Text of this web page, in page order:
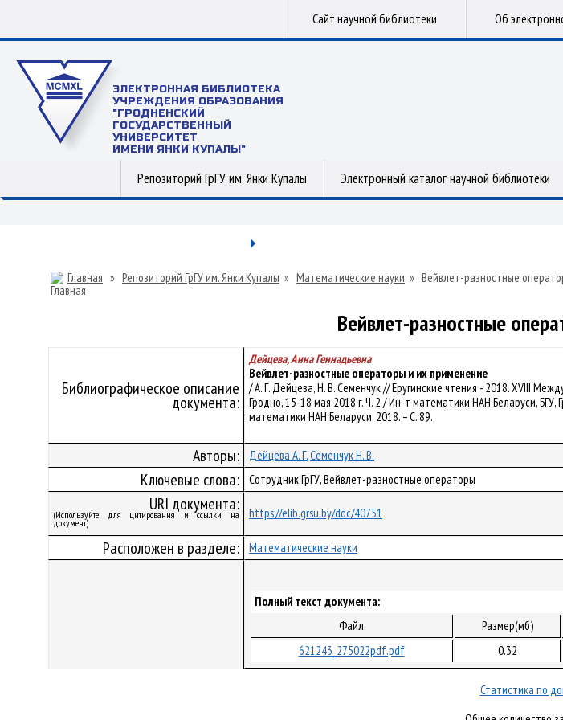
Сайт научной библиотеки Об
ЭЛЕКТРОННАЯ БИБЛИОТЕКА
УЧРЕЖДЕНИЯ ОБРАЗОВАНИЯ
"ГРОДНЕНСКИЙ
ГОСУДАРСТВЕННЫЙ
УНИВЕРСИТЕТ
ИМЕНИ ЯНКИ КУПАЛЫ"
Репозиторий ГрГУ им. Янки Купалы Электронный каталог научной библиотеки
Главная » Репозиторий ГрГУ им. Янки Купалы » Математические науки » Вейвлет-разностные
Вейвлет-разностные
Библиографическое описание
документа:
Дейцева, Анна Геннадьевна
Вейвлет-разностные операторы и их применение
/ А. Г. Дейцева, Н. В. Семенчук // Еругинские чтения - 2018. XVIII
Гродно, 15-18 мая 2018 г. Ч. 2 / Ин-т математики НАН Беларуси, БГУ,
математики НАН Беларуси, 2018. – С. 89.
Авторы: Дейцева А. Г.Семенчук Н. В.
Ключевые слова: Сотрудник ГрГУ, Вейвлет-разностные операторы
URI документа:
(Используйте для цитирования и ссылки на
документ)
https://elib.grsu.by/doc/40751
Расположен в разделе: Математические науки
Полный текст документа:
Файл
Размер(мб)
621243_275022pdf.pdf
0.32
Статистика по